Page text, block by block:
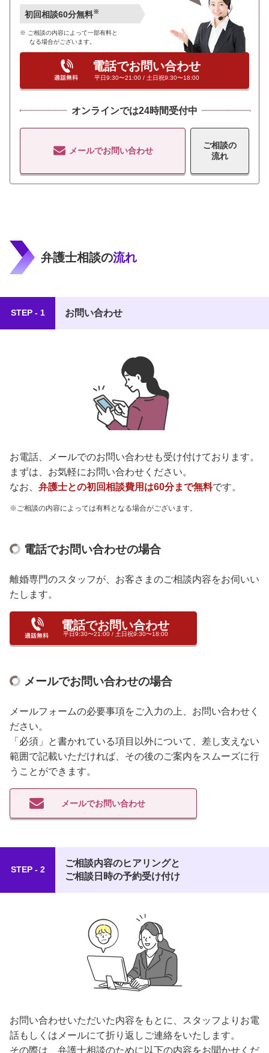
初回相談60分無料※
ご相談の内容によって一部有料と
なる場合がございます。
電話でお問い合わせ
平日9:30〜21:00 / 土日祝9:30〜18:00
オンラインでは24時間受付中
メールでお問い合わせ
ご相談の
流れ
弁護士相談の流れ
STEP - 1 お問い合わせ
お電話、メールでのお問い合わせも受け付けております。
まずは、お気軽にお問い合わせください。
なお、 弁護士との初回相談費用は60分まで無料です。
ご相談の内容によっては有料となる場合がございます。
電話でお問い合わせの場合
離婚専門のスタッフが、お客さまのご相談内容をお伺いい
たします。
電話でお問い合わせ
平日9:30〜21:00 / 土日祝9:30〜18:00
メールでお問い合わせの場合
メールフォームの必要事項をご入力の上、お問い合わせく
ださい。
「必須」と書かれている項目以外について、差し支えない
範囲で記載いただければ、その後のご案内をスムーズに行
うことができます。
メールでお問い合わせ
STEP - 2
ご相談内容のヒアリングと
ご相談日時の予約受け付け
お問い合わせいただいた内容をもとに、スタッフよりお電
話もしくはメールにて折り返しご連絡をいたします。
その際は、弁護士相談のために以下の内容をお聞かせくだ